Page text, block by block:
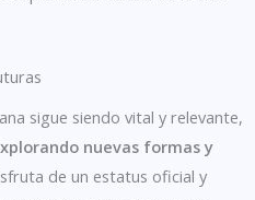
sigue siendo vital y relevante,
nuevas formas y
de un estatus oficial y